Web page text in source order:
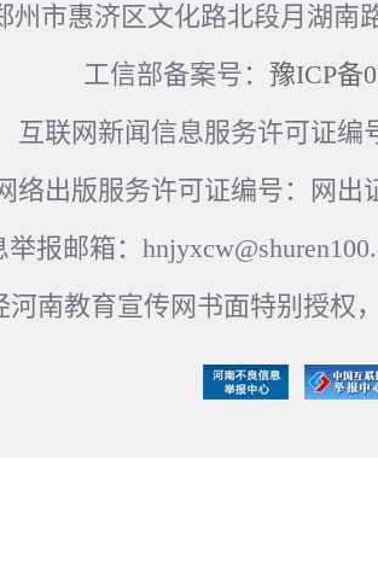
州市惠济区文化路北段月湖南
工信部备案号： 豫ICP备
互联网新闻信息服务许可证编
络出版服务许可证编号：网出
报邮箱：
河南教育宣传网书面特别授权